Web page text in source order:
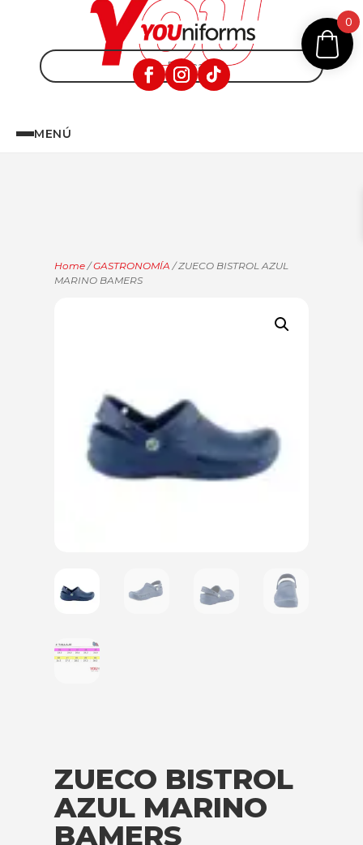
MENÚ
Home /GASTRONOMÍA / ZUECO BISTROL AZUL
MARINO BAMERS
ZUECO BISTROL
AZUL MARINO
BAMERS
0